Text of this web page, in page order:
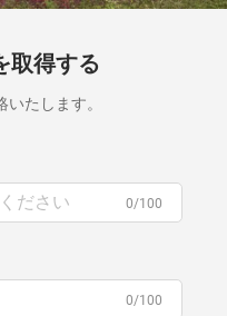
取得する
たします。
0/100
0/100